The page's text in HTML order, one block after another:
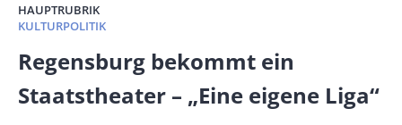
HAUPTRUBRIK
KULTURPOLITIK
Banner
Full-
Size
Regensburg bekommt ein
Staatstheater – „Eine eigene Liga“